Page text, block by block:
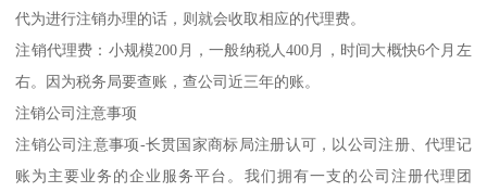
代为进行注销办理的话，则就会收取相应的代理费。
注销代理费：小规模200月，一般纳税人400月，时间大概快6个月左
右。因为税务局要查账，查公司近三年的账。
注销公司注意事项
注销公司注意事项-长贯国家商标局注册认可，以公司注册、代理记
账为主要业务的企业服务平台。我们拥有一支的公司注册代理团